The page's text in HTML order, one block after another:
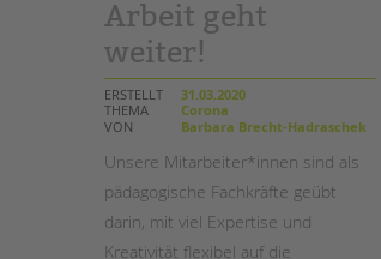
Arbeit geht
weiter!
ERSTELLT
31.03.2020
THEMA
Corona
VON
Barbara Brecht-Hadraschek
Unsere Mitarbeiter*innen sind als
pädagogische Fachkräfte geübt
darin, mit viel Expertise und
Kreativität flexibel auf die